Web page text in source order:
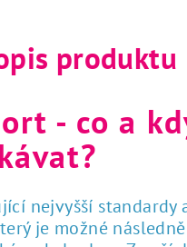
produktu
- co a
nejvyšší standardy
je možné